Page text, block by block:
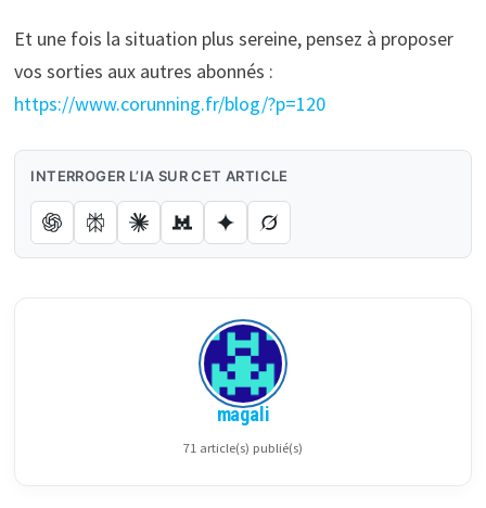
Et une fois la situation plus sereine, pensez à proposer
vos sorties aux autres abonnés :
https://www.corunning.fr/blog/?p=120
INTERROGER L’IA SUR CET ARTICLE
magali
71 article(s) publié(s)